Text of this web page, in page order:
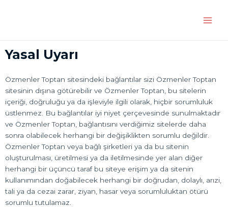
Yasal Uyarı
Özmenler Toptan sitesindeki bağlantılar sizi Özmenler Toptan
sitesinin dışına götürebilir ve Özmenler Toptan, bu sitelerin
içeriği, doğruluğu ya da işleviyle ilgili olarak, hiçbir sorumluluk
üstlenmez. Bu bağlantılar iyi niyet çerçevesinde sunulmaktadır
ve Özmenler Toptan, bağlantısını verdiğimiz sitelerde daha
sonra olabilecek herhangi bir değişiklikten sorumlu değildir.
Özmenler Toptan veya bağlı şirketleri ya da bu sitenin
oluşturulması, üretilmesi ya da iletilmesinde yer alan diğer
herhangi bir üçüncü taraf bu siteye erişim ya da sitenin
kullanımından doğabilecek herhangi bir doğrudan, dolaylı, arızi,
tali ya da cezai zarar, ziyan, hasar veya sorumluluktan ötürü
sorumlu tutulamaz.